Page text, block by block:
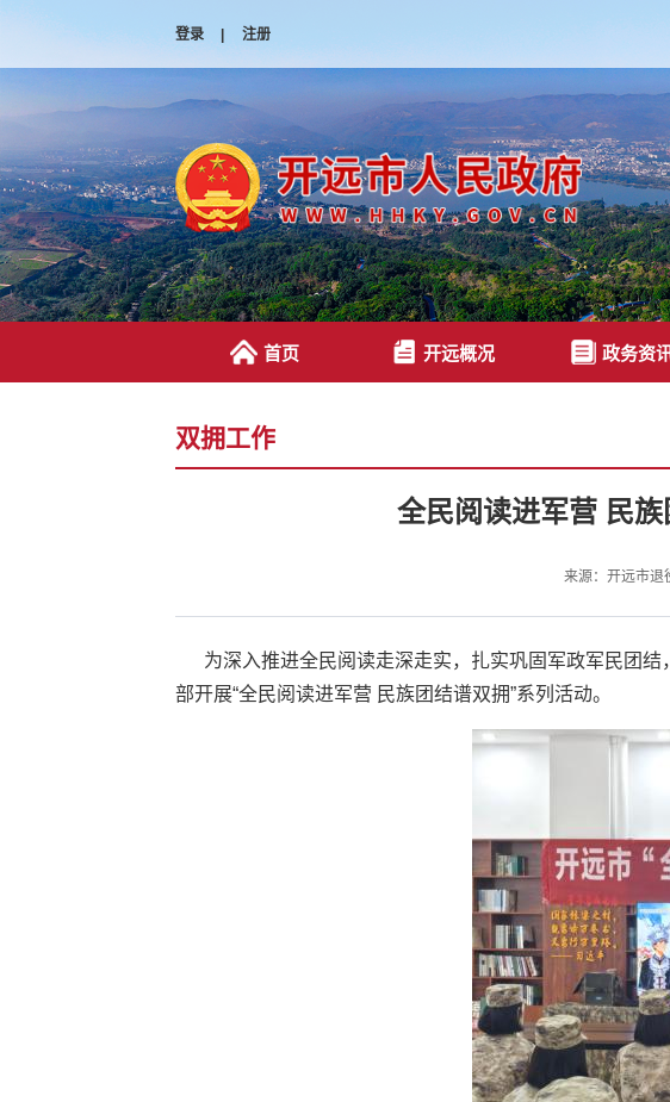
登录 | 注册
首页 开远概况 政务资
双拥工作
全民阅读进军营 民
来源：开远市退
为深入推进全民阅读走深走实，扎实巩固军政军民团
部开展“全民阅读进军营 民族团结谱双拥”系列活动。